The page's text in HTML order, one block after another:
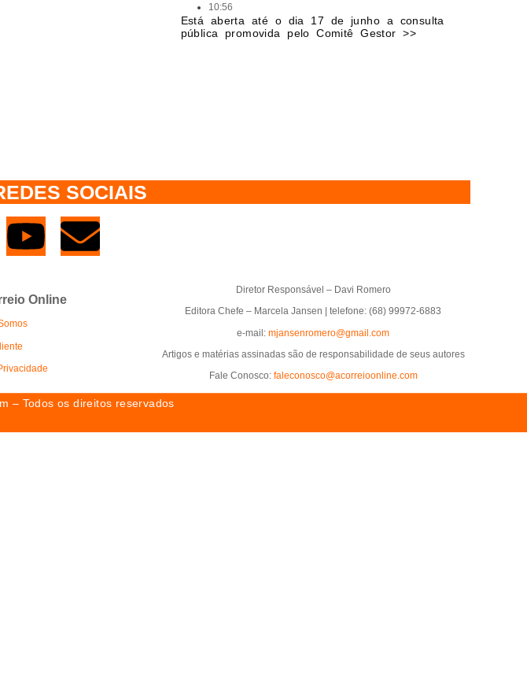
10:56
Está aberta até o dia 17 de junho a consulta
pública promovida pelo Comitê Gestor >>
SOCIAIS
Online
Diretor Responsável – Davi Romero
Editora Chefe – Marcela Jansen | telefone: (68) 99972-6883
e-mail: mjansenromero@gmail.com
Artigos e matérias assinadas são de responsabilidade de seus autores
Fale Conosco: faleconosco@acorreioonline.com
– Todos os direitos reservados